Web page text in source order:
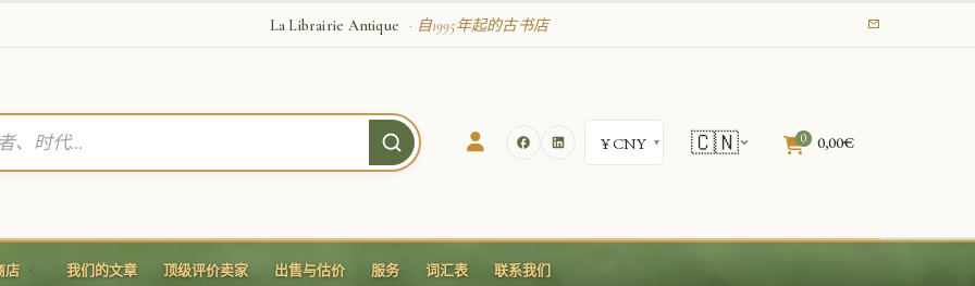
La Librairie Antique · 自1995年起的古书店
🇨🇳 0 0,00€
店 我们的文章 顶级评价卖家 出售与估价 服务 词汇表 联系我们